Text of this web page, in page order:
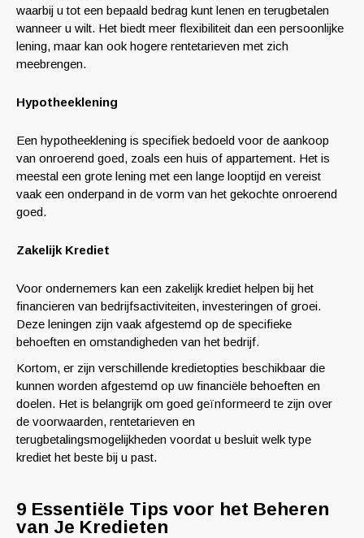
waarbij u tot een bepaald bedrag kunt lenen en terugbetalen
wanneer u wilt. Het biedt meer flexibiliteit dan een persoonlijke
lening, maar kan ook hogere rentetarieven met zich
meebrengen.
Hypotheeklening
Een hypotheeklening is specifiek bedoeld voor de aankoop
van onroerend goed, zoals een huis of appartement. Het is
meestal een grote lening met een lange looptijd en vereist
vaak een onderpand in de vorm van het gekochte onroerend
goed.
Zakelijk Krediet
Voor ondernemers kan een zakelijk krediet helpen bij het
financieren van bedrijfsactiviteiten, investeringen of groei.
Deze leningen zijn vaak afgestemd op de specifieke
behoeften en omstandigheden van het bedrijf.
Kortom, er zijn verschillende kredietopties beschikbaar die
kunnen worden afgestemd op uw financiële behoeften en
doelen. Het is belangrijk om goed geïnformeerd te zijn over
de voorwaarden, rentetarieven en
terugbetalingsmogelijkheden voordat u besluit welk type
krediet het beste bij u past.
9 Essentiële Tips voor het Beheren
van Je Kredieten